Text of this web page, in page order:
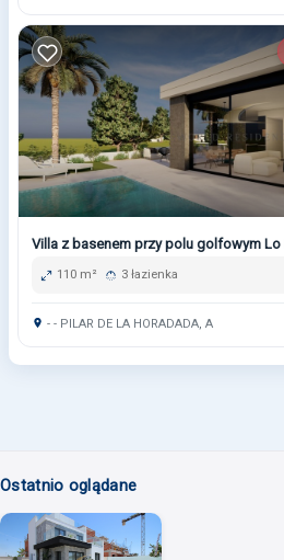
Villa z basenem przy polu golfowym Lo
110 m² 3 łazienka
- - PILAR DE LA HORADADA, A
Ostatnio oglądane